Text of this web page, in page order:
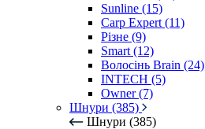
Sunline (15)
Carp Expert (11)
Різне (9)
Smart (12)
Волосінь Brain (24)
INTECH (5)
Owner (7)
Шнури (385)
Шнури (385)